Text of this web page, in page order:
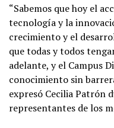
“Sabemos que hoy el
tecnología y la
crecimiento y el
que todas y todos
adelante, y el Campus
conocimiento sin
expresó Cecilia Patrón
representantes de los